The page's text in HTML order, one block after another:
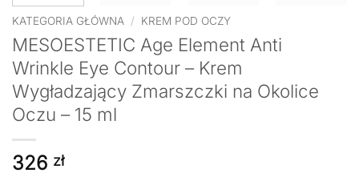
KATEGORIA GŁÓWNA / KREM POD OCZY
MESOESTETIC Age Element Anti
Wrinkle Eye Contour – Krem
Wygładzający Zmarszczki na Okolice
Oczu – 15 ml
326 zł